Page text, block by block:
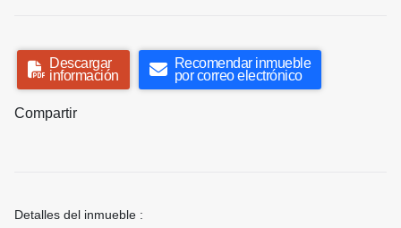
Descargar
información
Recomendar inmueble
por correo electrónico
Compartir
Detalles del inmueble :